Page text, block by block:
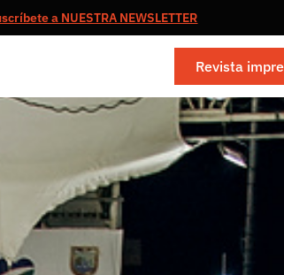
a NUESTRA NEWSLETTER
Revista